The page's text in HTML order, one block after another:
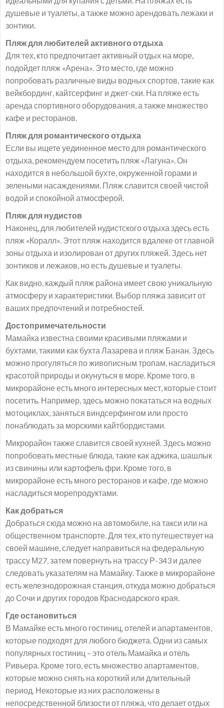
душевые и туалеты, а также можно арендовать лежаки и
зонтики.
Пляж для любителей активного отдыха
Для тех, кто предпочитает активный отдых на море,
подойдет пляж «Арена». Это место, где можно
попробовать различные виды водных спортов, такие как
вейкбординг, кайтсерфинг и джет-ски. На пляже есть
аренда спортивного оборудования, а также множество
кафе и ресторанов.
Пляж для романтического отдыха
Если вы ищете уединенное место для романтического
отдыха, рекомендуем посетить пляж «Лагуна». Он
находится в небольшой бухте, окруженной горами и
зелеными насаждениями. Пляж славится своей чистой
водой и спокойной атмосферой.
Пляж для нудистов
Наконец, для любителей нудистского отдыха здесь есть
пляж «Коралл». Этот пляж находится вдалеке от главной
зоны отдыха и изолирован от других пляжей. Здесь нет
зонтиков и лежаков, но есть душевые и туалеты.
Как видно, каждый пляж района имеет свою уникальную
атмосферу и характеристики. Выбор пляжа зависит от
ваших предпочтений и потребностей.
Достопримечательности
Мамайка известна своими красивыми пляжами и
бухтами, такими как бухта Лазарева и пляж Банан. Здесь
можно прогуляться по живописным тропам, насладиться
красотой природы и окунуться в море. Кроме того, в
микрорайоне есть много интересных мест, которые стоит
посетить. Например, здесь можно покататься на водных
мотоциклах, заняться виндсерфингом или просто
понаблюдать за морскими кайтбордистами.
Микрорайон также славится своей кухней. Здесь можно
попробовать местные блюда, такие как аджика, шашлык
из свинины или картофель фри. Кроме того, в
микрорайоне есть много ресторанов и кафе, где можно
насладиться морепродуктами.
Как добраться
Добраться сюда можно на автомобиле, на такси или на
общественном транспорте. Для тех, кто путешествует на
своей машине, следует направиться на федеральную
трассу М27, затем повернуть на трассу Р-343 и далее
следовать указателям на Мамайку. Также в микрорайоне
есть железнодорожная станция, откуда можно добраться
до Сочи и других городов Краснодарского края.
Где остановиться
В Мамайке есть много гостиниц, отелей и апартаментов,
которые подходят для любого бюджета. Одни из самых
популярных гостиниц – это отель Мамайка и отель
Ривьера. Кроме того, есть множество апартаментов,
которые можно снять на короткий или длительный
период. Некоторые из них расположены в
непосредственной близости от пляжа, что делает отдых